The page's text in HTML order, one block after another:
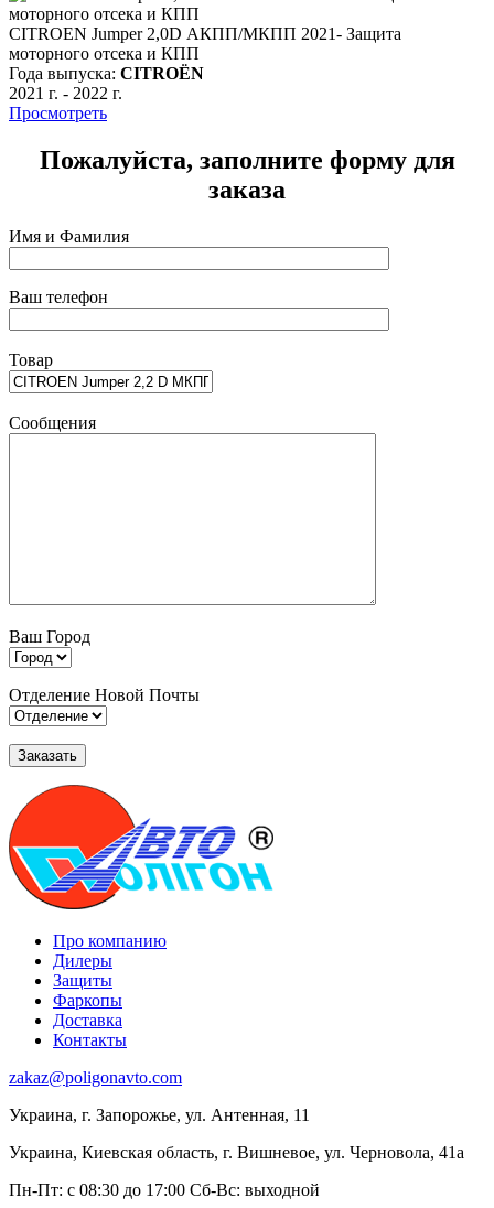
CITROEN Jumper 2,0D АКПП/МКПП 2021- Защита
моторного отсека и КПП
Года выпуска: CITROЁN
2021 г. - 2022 г.
Просмотреть
Пожалуйста, заполните форму для
заказа
Имя и Фамилия
Ваш телефон
Товар
Сообщения
Ваш Город
Отделение Новой Почты
Про компанию
Дилеры
Защиты
Фаркопы
Доставка
Контакты
zakaz@poligonavto.com
Украина, г. Запорожье, ул. Антенная, 11
Украина, Киевская область, г. Вишневое, ул. Черновола, 41а
Пн-Пт: с 08:30 до 17:00 Сб-Вс: выходной